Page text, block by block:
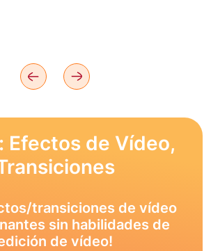
Efectos de Vídeo,
transiciones de vídeo
sin habilidades de
de vídeo!